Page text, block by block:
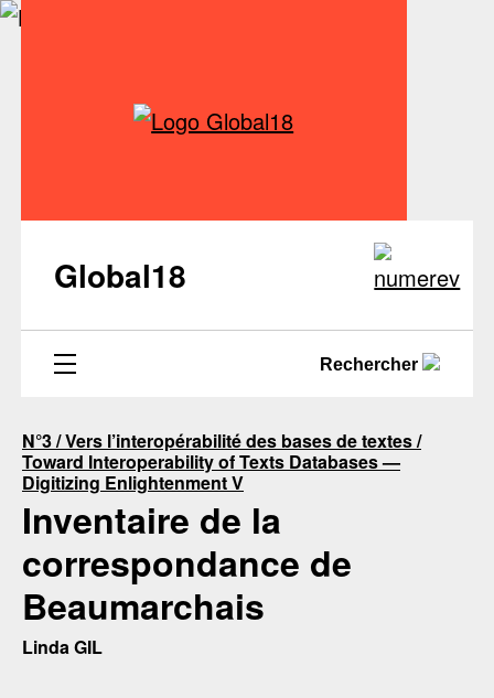
Global18
Rechercher
N°3 / Vers l’interopérabilité des bases de textes /
Toward Interoperability of Texts Databases —
Digitizing Enlightenment V
Inventaire de la
correspondance de
Beaumarchais
Linda GIL